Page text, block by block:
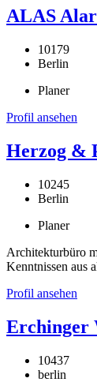
ALAS
10179
Berlin
Planer
Profil ansehen
Herzog &
10245
Berlin
Planer
Architekturbüro
Kenntnissen aus
Profil ansehen
Erchinger
10437
berlin